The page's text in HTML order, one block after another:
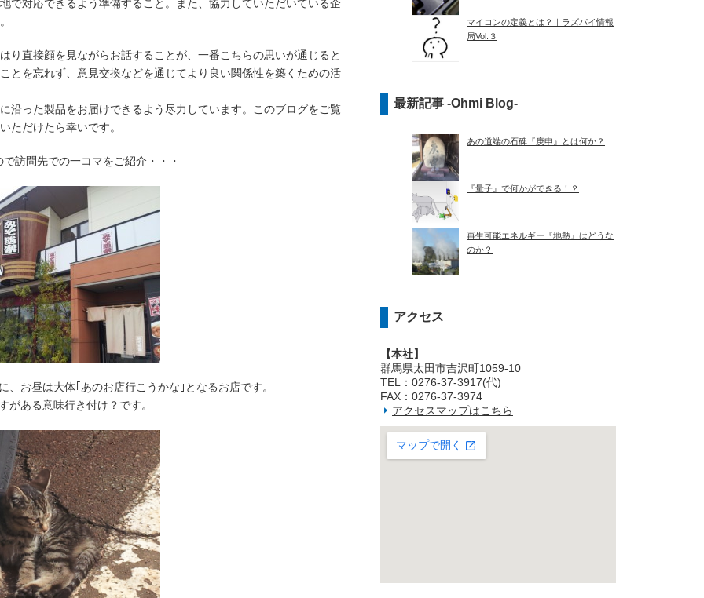
で対応できるよう準備すること。また、協力していただいている企
り直接顔を見ながらお話することが、一番こちらの思いが通じると
とを忘れず、意見交換などを通じてより良い関係性を築くための活
沿った製品をお届けできるよう尽力しています。このブログをご覧
ただけたら幸いです。
訪問先での一コマをご紹介・・・
お昼は大体｢あのお店行こうかな｣となるお店です。
がある意味行き付け？です。
マイコンの定義とは？｜ラズパイ情報
局Vol.３
最新記事 -Ohmi Blog-
あの道端の石碑『庚申』とは何か？
『量子』で何かができる！？
再生可能エネルギー『地熱』はどうな
のか？
アクセス
【本社】
群馬県太田市吉沢町1059-10
TEL：0276-37-3917(代)
FAX：0276-37-3974
アクセスマップはこちら